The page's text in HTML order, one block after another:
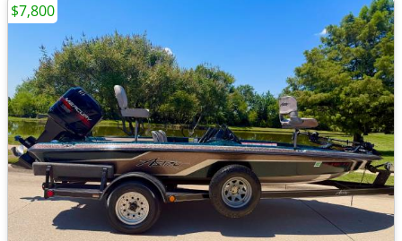
$7,800